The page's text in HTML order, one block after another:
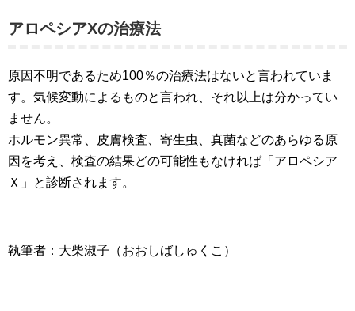
アロペシアXの治療法
原因不明であるため100％の治療法はないと言われていま
す。気候変動によるものと言われ、それ以上は分かってい
ません。
ホルモン異常、皮膚検査、寄生虫、真菌などのあらゆる原
因を考え、検査の結果どの可能性もなければ「アロペシア
Ｘ」と診断されます。
執筆者：大柴淑子（おおしばしゅくこ）